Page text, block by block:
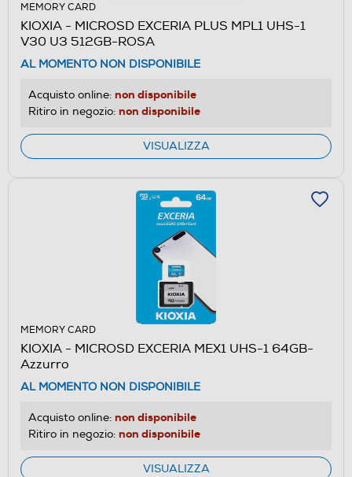
MEMORY CARD
KIOXIA - MICROSD EXCERIA PLUS MPL1 UHS-1
V30 U3 512GB-ROSA
AL MOMENTO NON DISPONIBILE
Acquisto online: non disponibile
Ritiro in negozio: non disponibile
VISUALIZZA
MEMORY CARD
KIOXIA - MICROSD EXCERIA MEX1 UHS-1 64GB-
Azzurro
AL MOMENTO NON DISPONIBILE
Acquisto online: non disponibile
Ritiro in negozio: non disponibile
VISUALIZZA